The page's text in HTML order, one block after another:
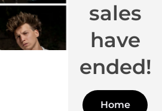
sales
have
ended!
Home